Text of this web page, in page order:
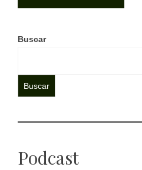
Buscar
Buscar
Podcast